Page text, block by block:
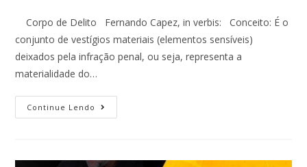
Corpo de Delito Fernando Capez, in verbis: Conceito: É o
conjunto de vestígios materiais (elementos sensíveis)
deixados pela infração penal, ou seja, representa a
materialidade do…
Continue Lendo